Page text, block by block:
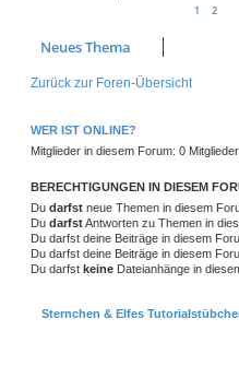
1 2
Neues Thema
Zurück zur Foren-Übersicht
WER IST ONLINE?
Mitglieder in diesem Forum: 0
BERECHTIGUNGEN IN DIESEM
Du darfst neue Themen in diesem
Du darfstAntworten zu Themen in
Du darfst deine Beiträge in diesem
Du darfst deine Beiträge in diesem
Du darfst keine Dateianhänge in
Sternchen & Elfes